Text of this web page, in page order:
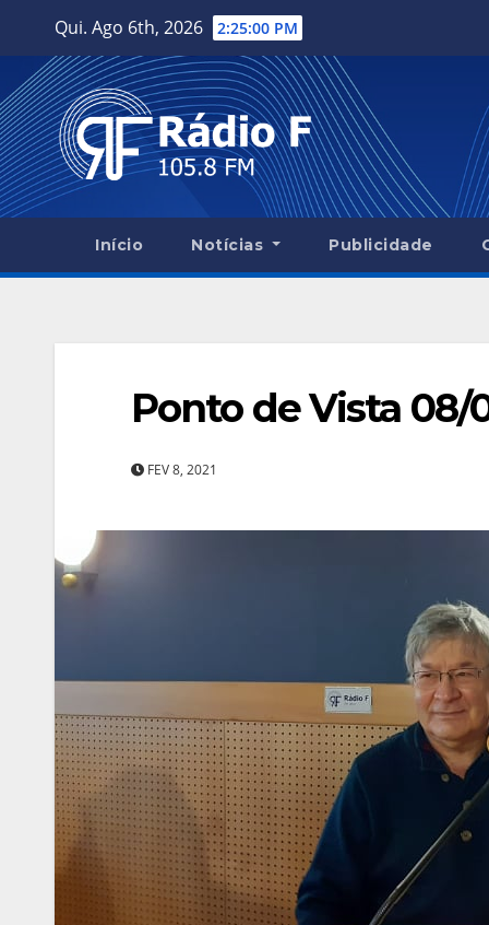
content
Qui. Ago 6th, 2026 2:25:01 PM
Início Notícias Publicidade
Ponto de Vista 08/
FEV 8, 2021